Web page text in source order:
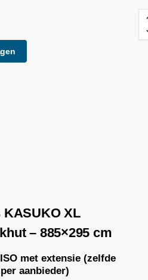
XL
– 885×295 cm
met extensie (zelfde
aanbieder)